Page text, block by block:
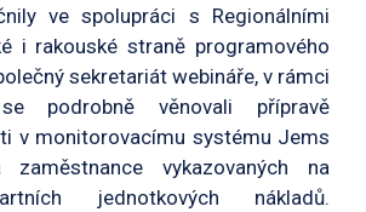
ve spolupráci s Regionálními
i rakouské straně programového
sekretariát webináře, v rámci
podrobně věnovali přípravě
v monitorovacímu systému Jems
vykazovaných na
jednotkových nákladů.